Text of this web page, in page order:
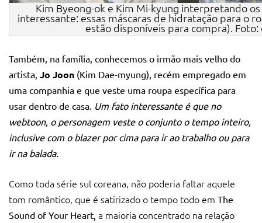
Kim Byeong-ok e Kim Mi-kyung interpretando os
interessante: essas máscaras de hidratação para o
estão disponíveis para compra). Foto:
Também, na família, conhecemos o irmão mais velho do
artista, Jo Joon (Kim Dae-myung), recém empregado em
uma companhia e que veste uma roupa específica para
usar dentro de casa. Um fato interessante é que no
webtoon, o personagem veste o conjunto o tempo inteiro,
inclusive com o blazer por cima para ir ao trabalho ou para
ir na balada.
Como toda série sul coreana, não poderia faltar aquele
tom romântico, que é satirizado o tempo todo em The
Sound of Your Heart, a maioria concentrado na relação